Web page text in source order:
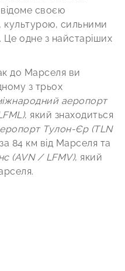
своєю
сильними
Це одне з найстаріших
до Марселя ви
з трьох
аеропорт
, який знаходиться
Тулон-Єр (TLN
84 км від Марселя та
(AVN / LFMV), який